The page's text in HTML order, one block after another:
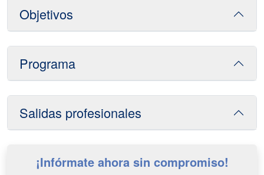
Objetivos
Programa
Salidas profesionales
¡Infórmate ahora sin compromiso!